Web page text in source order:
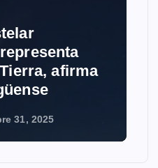
afirma
31, 2025